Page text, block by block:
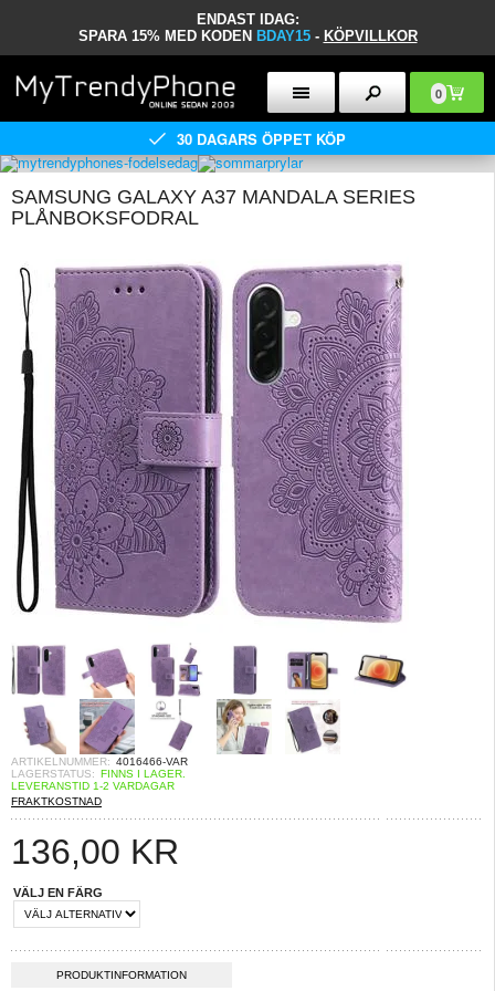
ENDAST IDAG:
SPARA 15% MED KODEN BDAY15 - KÖPVILLKOR
0
30 DAGARS ÖPPET KÖP
SAMSUNG GALAXY A37 MANDALA SERIES
PLÅNBOKSFODRAL
ARTIKELNUMMER: 4016466-VAR
LAGERSTATUS: FINNS I LAGER.
LEVERANSTID 1-2 VARDAGAR
FRAKTKOSTNAD
136,00 KR
VÄLJ EN FÄRG
PRODUKTINFORMATION